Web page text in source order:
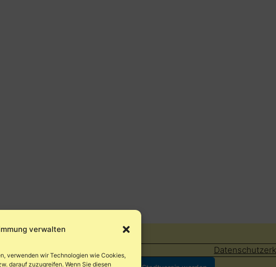
verwalten
verwenden wir Technologien wie Cookies,
darauf zuzugreifen. Wenn Sie diesen